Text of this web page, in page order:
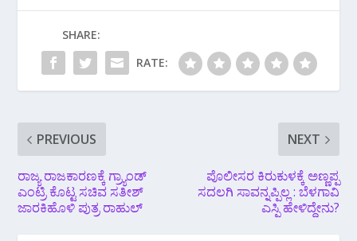
SHARE:
RATE:
PREVIOUS
ರಾಜ್ಯ ರಾಜಕಾರಣಕ್ಕೆ ಗ್ರ್ಯಾಂಡ್
‌ಎಂಟ್ರಿ ಕೊಟ್ಟ ಸಚಿವ ಸತೀಶ್
ಜಾರಕಿಹೊಳಿ ಪುತ್ರ ರಾಹುಲ್
NEXT
ಪೊಲೀಸರ ಕಿರುಕುಳಕ್ಕೆ ಅಣ್ಣಪ್ಪ
ಸದಲಗಿ ಸಾವನ್ನಪ್ಪಿಲ್ಲ : ಬೆಳಗಾವಿ
ಎಸ್ಪಿ ಹೇಳಿದ್ದೇನು?